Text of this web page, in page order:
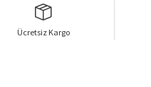
Ücretsiz Kargo